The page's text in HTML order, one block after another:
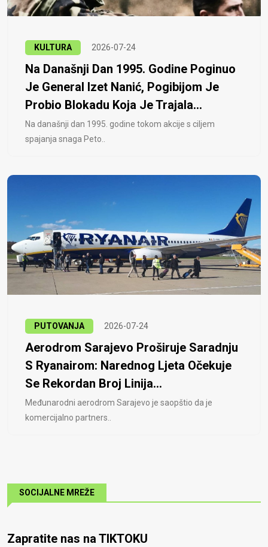
KULTURA 2026-07-24
Na Današnji Dan 1995. Godine Poginuo
Je General Izet Nanić, Pogibijom Je
Probio Blokadu Koja Je Trajala...
Na današnji dan 1995. godine tokom akcije s ciljem
spajanja snaga Peto..
PUTOVANJA 2026-07-24
Aerodrom Sarajevo Proširuje Saradnju
S Ryanairom: Narednog Ljeta Očekuje
Se Rekordan Broj Linija...
Međunarodni aerodrom Sarajevo je saopštio da je
komercijalno partners..
SOCIJALNE MREŽE
Zapratite nas na TIKTOKU